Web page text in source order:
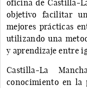
oficina de Castilla-
objetivo facilitar
mejores prácticas
utilizando una
y aprendizaje entre
Castilla-La
conocimiento en la